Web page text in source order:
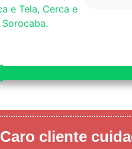
Caro cliente